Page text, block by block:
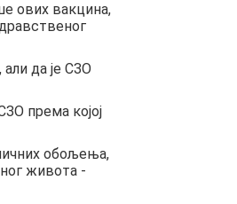
ових вакцина,
да је СЗО
према којој
обољења,
живота -